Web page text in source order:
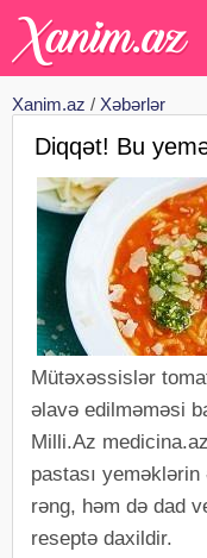
Xanim.az / Xəbərlər
Diqqət! Bu
Mütəxəssislər
əlavə edilməməsi
Milli.Az
pastası
rəng, həm də dad
reseptə daxildir.